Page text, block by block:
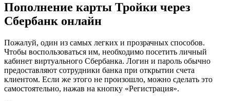
Пополнение карты Тройки через
Сбербанк онлайн
Пожалуй, один из самых легких и прозрачных способов.
Чтобы воспользоваться им, необходимо посетить личный
кабинет виртуального Сбербанка. Логин и пароль обычно
предоставляют сотрудники банка при открытии счета
клиентом. Если же этого не произошло, можно сделать это
самостоятельно, нажав на кнопку «Регистрация».